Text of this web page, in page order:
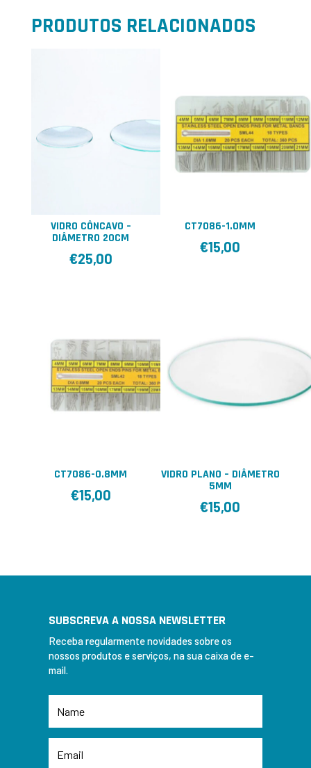
PRODUTOS RELACIONADOS
VIDRO CÔNCAVO –
DIÂMETRO 20CM
€25,00
CT7086-1.0MM
€15,00
CT7086-0.8MM
€15,00
VIDRO PLANO – DIÂMETRO
5MM
€15,00
SUBSCREVA A NOSSA NEWSLETTER
Receba regularmente novidades sobre os
nossos produtos e serviços, na sua caixa de e-
mail.